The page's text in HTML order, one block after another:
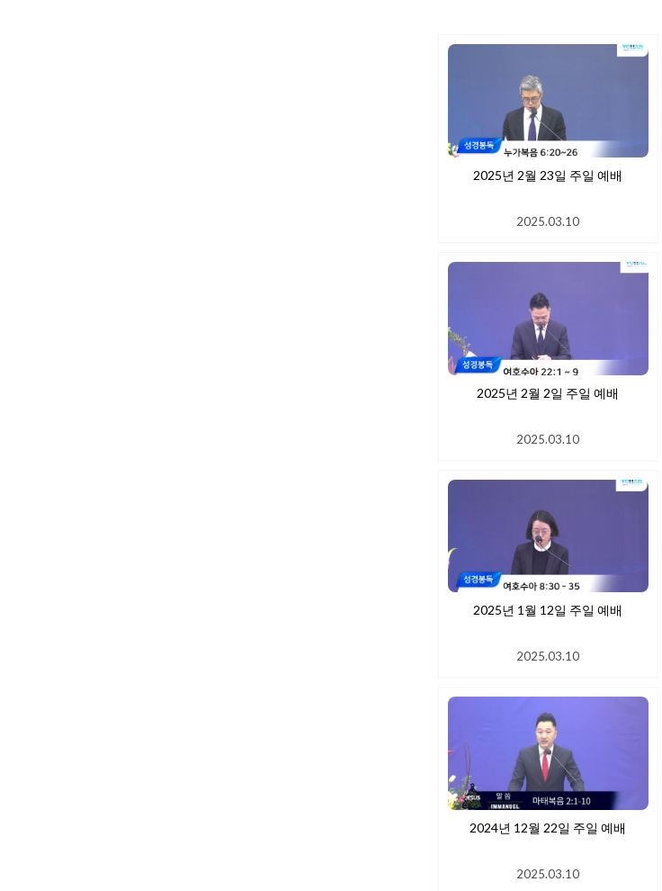
2025년 2월 23일 주일 예배
2025.03.10
2025년 2월 2일 주일 예배
2025.03.10
2025년 1월 12일 주일 예배
2025.03.10
2024년 12월 22일 주일 예배
2025.03.10